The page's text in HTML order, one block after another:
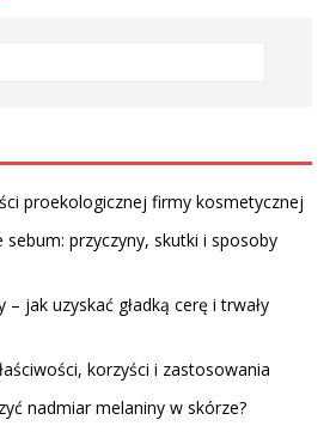
proekologicznej firmy kosmetycznej
sebum: przyczyny, skutki i sposoby
jak uzyskać gładką cerę i trwały
korzyści i zastosowania
nadmiar melaniny w skórze?